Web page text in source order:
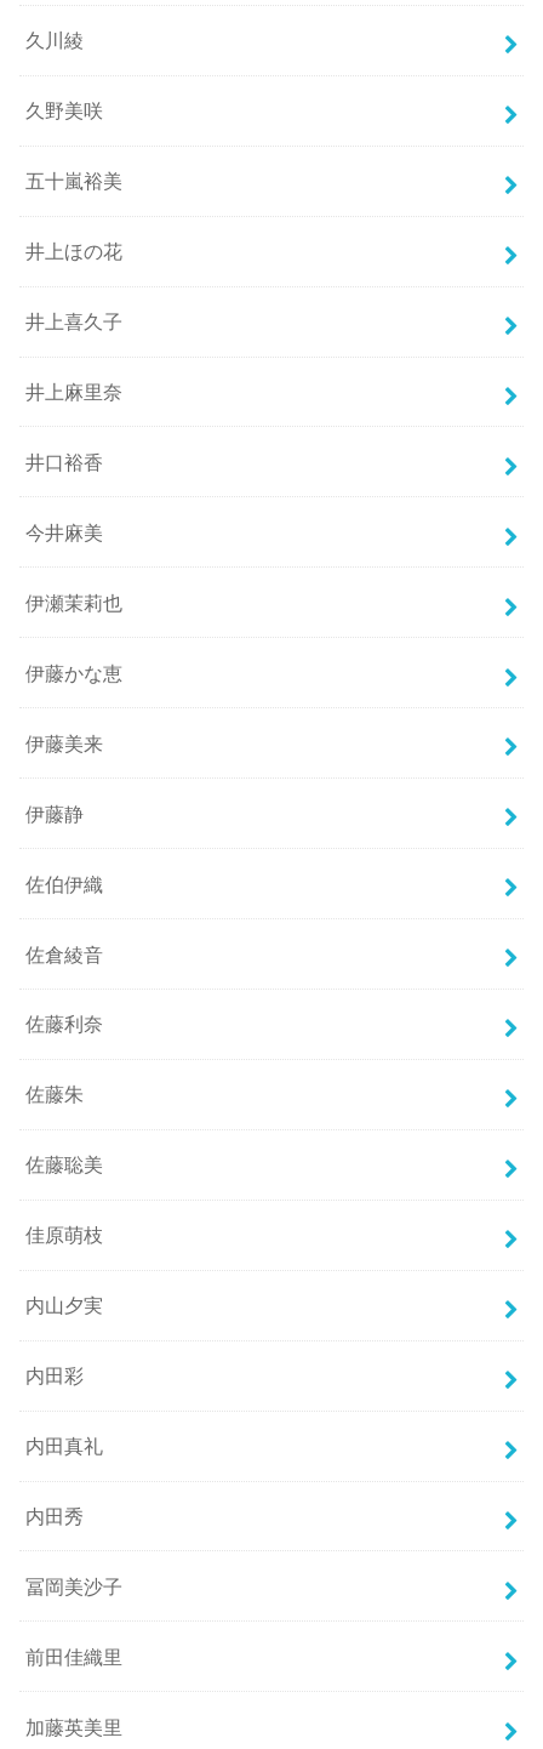
久川綾
久野美咲
五十嵐裕美
井上ほの花
井上喜久子
井上麻里奈
井口裕香
今井麻美
伊瀬茉莉也
伊藤かな恵
伊藤美来
伊藤静
佐伯伊織
佐倉綾音
佐藤利奈
佐藤朱
佐藤聡美
佳原萌枝
内山夕実
内田彩
内田真礼
内田秀
冨岡美沙子
前田佳織里
加藤英美里